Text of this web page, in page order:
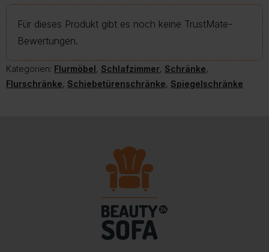
Für dieses Produkt gibt es noch keine TrustMate-
Bewertungen.
Kategorien: Flurmöbel, Schlafzimmer, Schränke,
Flurschränke, Schiebetürenschränke, Spiegelschränke